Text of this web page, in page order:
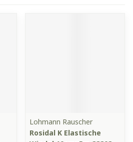
Lohmann Rauscher
Rosidal K Elastische